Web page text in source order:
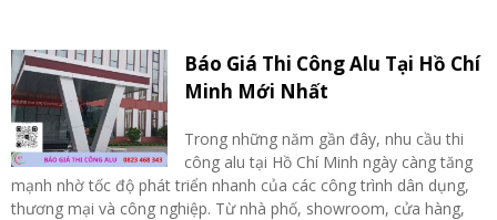
Báo Giá Thi Công Alu Tại Hồ Chí
Minh Mới Nhất
Trong những năm gần đây, nhu cầu thi
công alu tại Hồ Chí Minh ngày càng tăng
mạnh nhờ tốc độ phát triển nhanh của các công trình dân dụng,
thương mại và công nghiệp. Từ nhà phố, showroom, cửa hàng,